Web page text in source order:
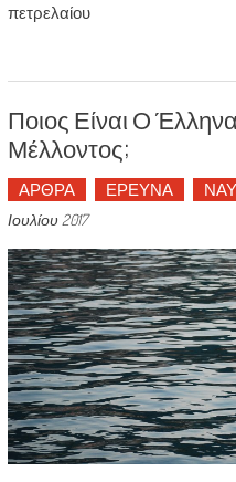
πετρελαίου
Ποιος Είναι Ο
Μέλλοντος;
ΑΡΘΡΑ ΕΡΕΥΝΑ
Ιουλίου 2017